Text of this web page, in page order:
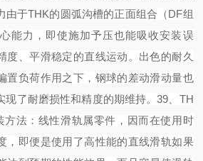
由于THK的圆弧沟槽的正面组合（DF组
能力，即使施加予压也能吸收安装误
度、平滑稳定的直线运动。 出色的耐久
置负荷作用之下，钢球的差动滑动量也
现了耐磨损性和精度的期维持。39
TH
法： 线性滑轨属零件，因而在使用时
，即便是使用了高性能的直线滑轨如果